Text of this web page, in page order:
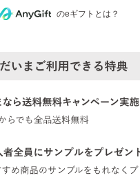
のeギフトとは？